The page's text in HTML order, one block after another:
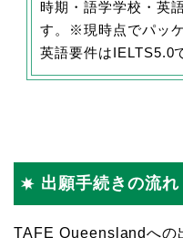
時期・語学学校・英
す。※現時点でパッ
英語要件はIELTS5.0
出願手続きの流れ
TAFE Queenslandへの